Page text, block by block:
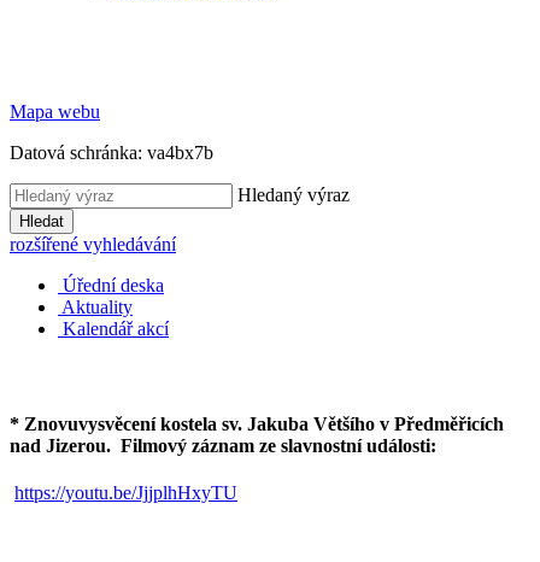
Mapa webu
Datová schránka: va4bx7b
Hledaný výraz
Hledat
rozšířené vyhledávání
Úřední deska
Aktuality
Kalendář akcí
* Znovuvysvěcení kostela sv. Jakuba Většího v Předměřicích
nad Jizerou. Filmový záznam ze slavnostní události:
https://youtu.be/JjjplhHxyTU